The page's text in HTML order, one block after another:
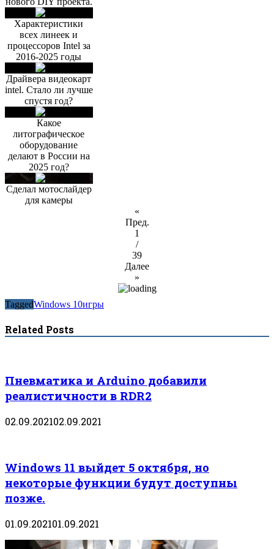
Характеристики
всех линеек и
процессоров Intel за
2016-2025 годы
Драйвера видеокарт
intel. Стало ли лучше
спустя год?
Какое
литографическое
оборудование
делают в России на
2025 год?
Сделал мотослайдер
для камеры
«
Пред.
1
/
39
Далее
»
TaggedWindows 10игры
Related Posts
Пневматика и Arduino добавили
реалистичности в RDR2
02.09.202102.09.2021
Windows 11 выйдет 5 октября, но
некоторые функции будут доступны
позже.
01.09.202101.09.2021